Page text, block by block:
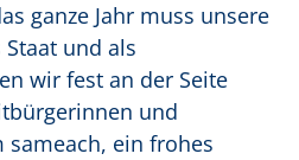
ganze Jahr muss unsere
und als
wir fest an der Seite
und
sameach, ein frohes